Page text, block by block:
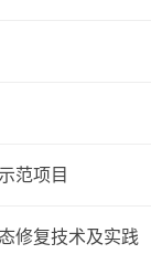
范项目
修复技术及实践